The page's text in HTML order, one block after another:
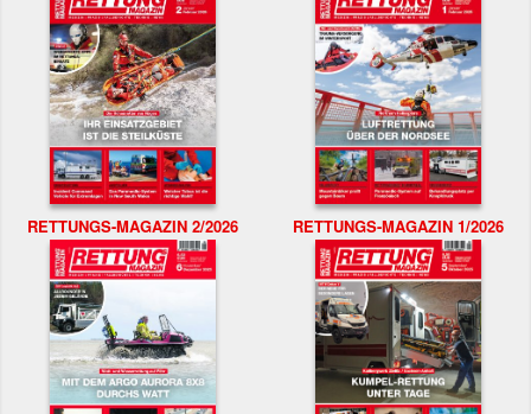
RETTUNGS-MAGAZIN 2/2026 RETTUNGS-MAGAZIN 1/2026